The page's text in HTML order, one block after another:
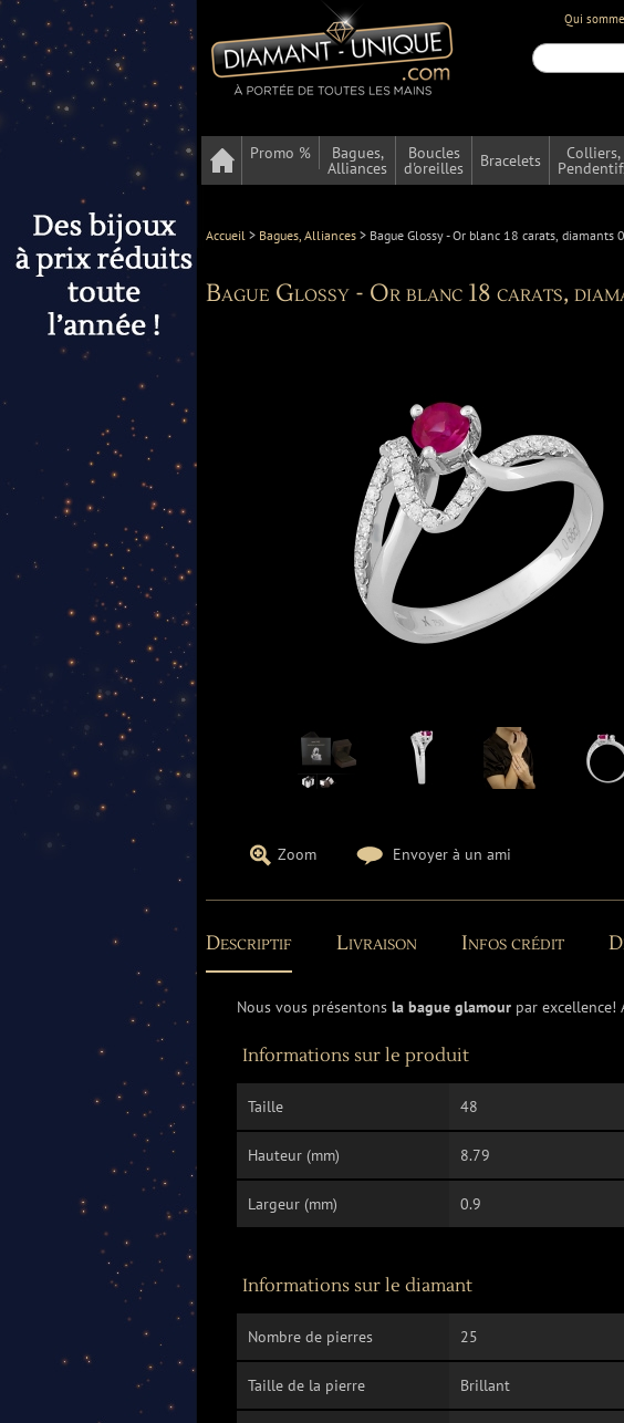
Qui
Promo % Bagues,
Alliances
Boucles
d'oreilles Bracelets Colliers,
Accueil > Bagues, Alliances > Bague Glossy - Or blanc 18 carats, diamants
Bague Glossy - Or blanc 18 carats,
Zoom Envoyer à un ami
Descriptif Livraison Infos crédit
Nous vous présentons la bague glamour par excellence!
Informations sur le produit
Taille 48
Hauteur (mm) 8.79
Largeur (mm) 0.9
Informations sur le diamant
Nombre de pierres 25
Taille de la pierre Brillant